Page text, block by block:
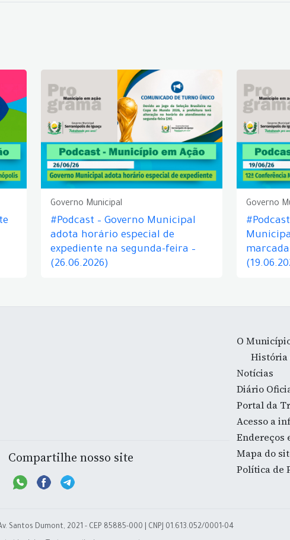
Governo Municipal
#Podcast – Governo Municipal
adota horário especial de
expediente na segunda-feira –
(26.06.2026)
Governo
Compartilhe nosso site
O
História
Notícias
Diário
Portal da
Acesso a
Endereços
Mapa do
Política de
Santos Dumont, 2021 - CEP 85885-000 | CNPJ 01.613.052/0001-04